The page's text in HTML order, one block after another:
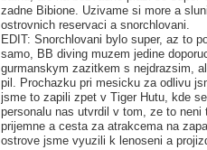
zadne Bibione. Uzivame si more a
ostrovnich reservaci a snorchlovani.
EDIT: Snorchlovani bylo super, az to
samo, BB diving muzem jedine
gurmanskym zazitkem s nejdrazsim,
pil. Prochazku pri mesicku za odlivu
jsme to zapili zpet v Tiger Hutu, kde
personalu nas utvrdil v tom, ze to
prijemne a cesta za atrakcema na
ostrove jsme vyuzili k lenoseni a